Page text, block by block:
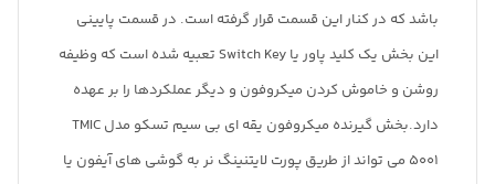
باشد که در کنار این قسمت قرار گرفته است. در قسمت پایینی
این بخش یک کلید پاور یا Switch Key تعبیه شده است که وظیفه
روشن و خاموش کردن میکروفون و دیگر عملکردها را بر عهده
دارد.بخش گیرنده میکروفون یقه ای بی سیم تسکو مدل TMIC
5001 می تواند از طریق پورت لایتنینگ نر به گوشی های آیفون یا